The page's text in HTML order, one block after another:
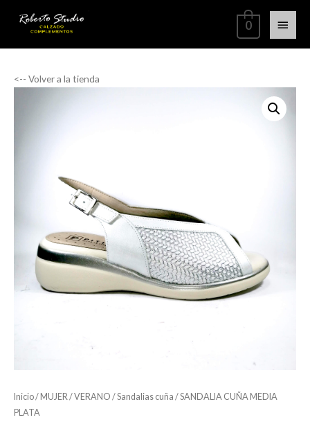
0
<-- Volver a la tienda
Inicio/ MUJER /VERANO /Sandalias cuña / SANDALIA CUÑA MEDIA
PLATA